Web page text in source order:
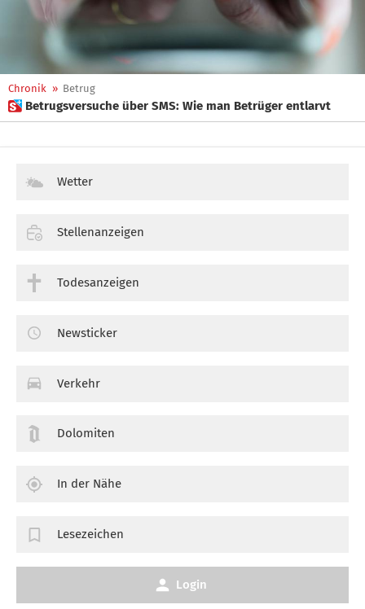
Chronik » Betrug
 Betrugsversuche über SMS: Wie man Betrüger entlarvt
Wetter
Stellenanzeigen
Todesanzeigen
Newsticker
Verkehr
Dolomiten
In der Nähe
Lesezeichen
Login